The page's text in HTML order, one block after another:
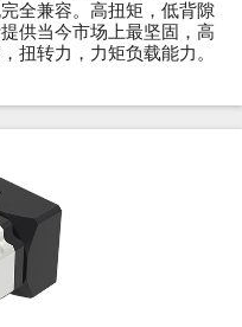
全兼容。高扭矩，低背隙
供当今市场上最坚固，高
扭转力，力矩负载能力。